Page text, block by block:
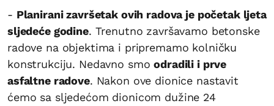
- Planirani završetak ovih radova je početak ljeta
sljedeće godine. Trenutno završavamo betonske
radove na objektima i pripremamo kolničku
konstrukciju. Nedavno smoodradili i prve
asfaltne radove. Nakon ove dionice nastavit
ćemo sa sljedećom dionicom dužine 24